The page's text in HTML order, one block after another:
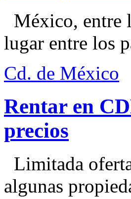
México, entre
lugar entre los
Cd. de México
Rentar en
precios
Limitada
algunas